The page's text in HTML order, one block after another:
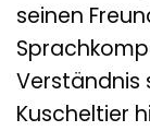
seinen
Verständnis
Kuscheltier